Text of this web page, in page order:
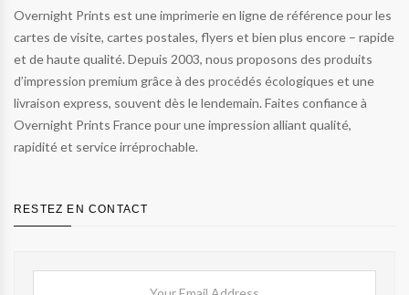
Overnight Prints est une imprimerie en ligne de référence pour les
cartes de visite, cartes postales, flyers et bien plus encore – rapide
et de haute qualité. Depuis 2003, nous proposons des produits
d’impression premium grâce à des procédés écologiques et une
livraison express, souvent dès le lendemain. Faites confiance à
Overnight Prints France pour une impression alliant qualité,
rapidité et service irréprochable.
RESTEZ EN CONTACT